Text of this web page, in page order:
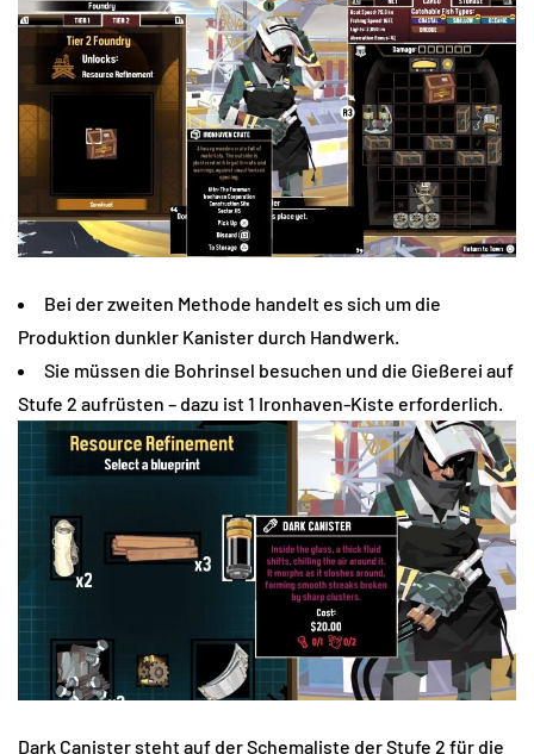
Bei der zweiten Methode handelt es sich um die
Produktion dunkler Kanister durch Handwerk.
Sie müssen die Bohrinsel besuchen und die Gießerei auf
Stufe 2 aufrüsten – dazu ist 1 Ironhaven-Kiste erforderlich.
Dark Canister steht auf der Schemaliste der Stufe 2 für die